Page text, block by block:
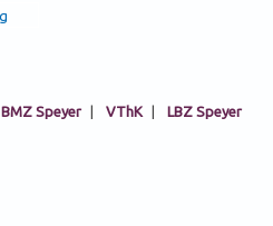
BMZ Speyer | VThK | LBZ Speyer